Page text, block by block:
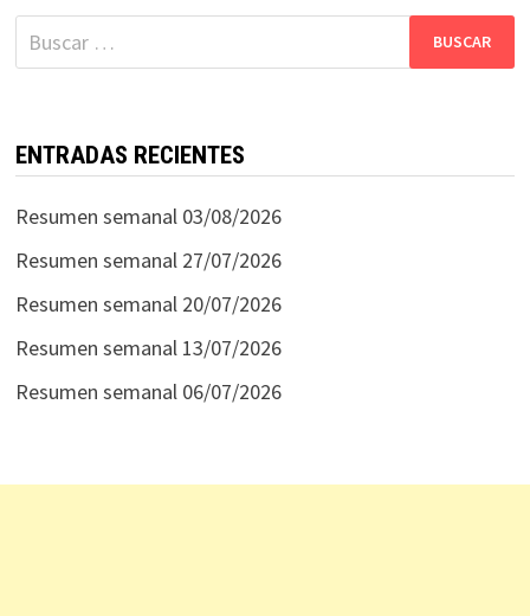
Buscar:
ENTRADAS RECIENTES
Resumen semanal 03/08/2026
Resumen semanal 27/07/2026
Resumen semanal 20/07/2026
Resumen semanal 13/07/2026
Resumen semanal 06/07/2026